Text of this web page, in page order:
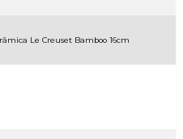
Le Creuset Bamboo 16cm